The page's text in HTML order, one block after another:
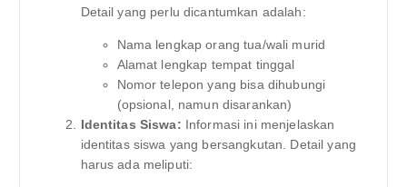
Detail yang perlu dicantumkan adalah:
Nama lengkap orang tua/wali murid
Alamat lengkap tempat tinggal
Nomor telepon yang bisa dihubungi
(opsional, namun disarankan)
Identitas Siswa: Informasi ini menjelaskan
identitas siswa yang bersangkutan. Detail yang
harus ada meliputi: